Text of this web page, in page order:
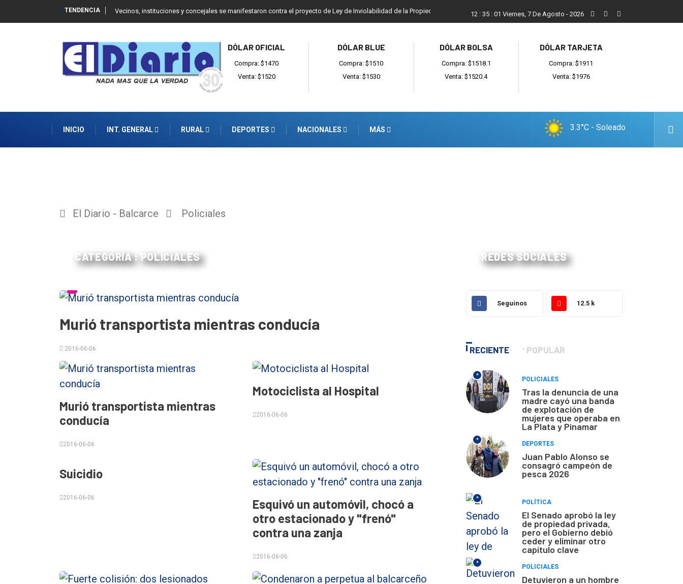
TENDENCIA Vecinos, instituciones y concejales se manifestaron contra el proyecto de Ley de Inviolabilidad de la Propiedad Privada Reino recibió a instituciones y confirmó gestiones para
12 : 35 : 01 Viernes, 7 De Agosto - 2026
DÓLAR OFICIAL
Compra: $1470
Venta: $1520
DÓLAR BLUE
Compra: $1510
Venta: $1530
DÓLAR BOLSA
Compra: $1518.1
Venta: $1520.4
DÓLAR TARJETA
Compra: $1911
Venta: $1976
INICIO INT. GENERAL RURAL DEPORTES NACIONALES MÁS 3.3°C - Soleado
El Diario - Balcarce Policiales
CATEGORÍA : POLICIALES
Murió transportista mientras conducía
2016-06-06
Murió transportista mientras
conducía
2016-06-06
Motociclista al Hospital
2016-06-06
Suicidio
2016-06-06
Esquivó un automóvil, chocó a
otro estacionado y "frenó"
contra una zanja
2016-06-06
REDES SOCIALES
Seguinos 12.5 k
RECIENTE POPULAR
*
POLICIALES
Tras la denuncia de una
madre cayó una banda
de explotación de
mujeres que operaba en
La Plata y Pinamar
*
DEPORTES
Juan Pablo Alonso se
consagró campeón de
pesca 2026
*
POLÍTICA
El Senado aprobó la ley
de propiedad privada,
pero el Gobierno debió
ceder y eliminar otro
capítulo clave
*
POLICIALES
Detuvieron a un hombre